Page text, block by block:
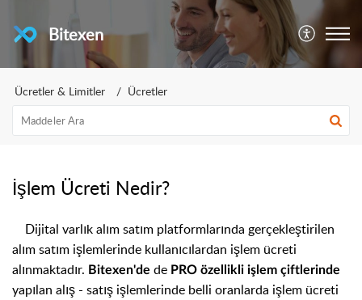
Bitexen
Ücretler & Limitler Ücretler
İşlem Ücreti Nedir?
Dijital varlık alım satım platformlarında gerçekleştirilen
alım satım işlemlerinde kullanıcılardan işlem ücreti
alınmaktadır. Bitexen'de de PRO özellikli işlem çiftlerinde
yapılan alış - satış işlemlerinde belli oranlarda işlem ücreti